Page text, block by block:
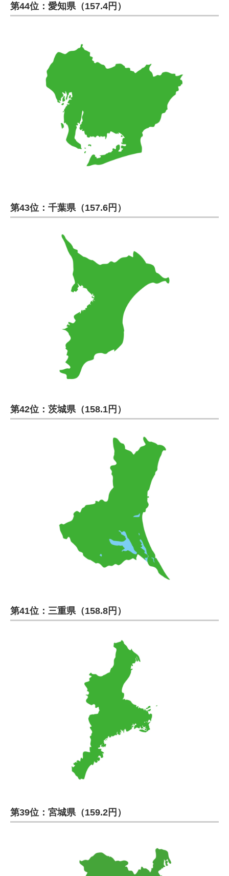
第44位：愛知県（157.4円）
第43位：千葉県（157.6円）
第42位：茨城県（158.1円）
第41位：三重県（158.8円）
第39位：宮城県（159.2円）